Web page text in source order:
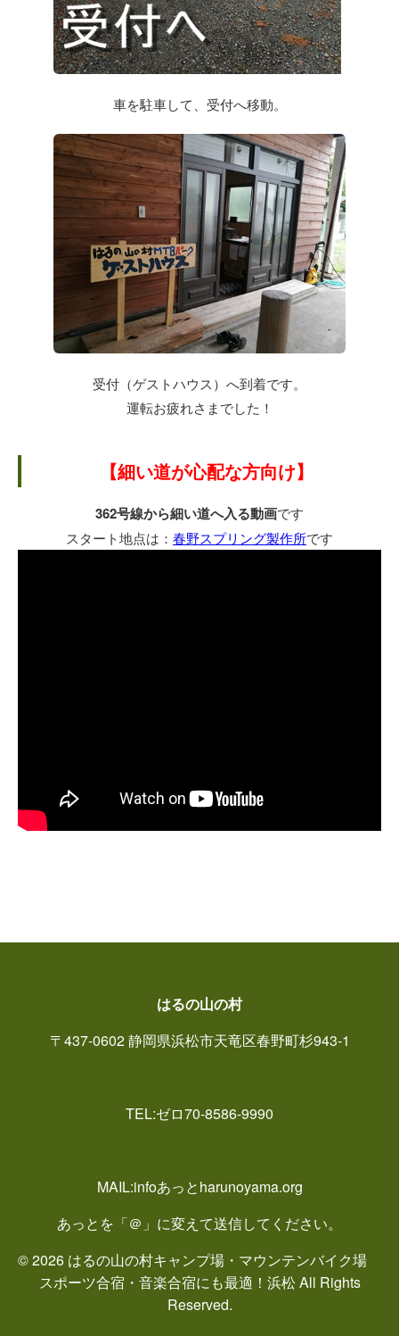
車を駐車して、受付へ移動。
受付（ゲストハウス）へ到着です。
運転お疲れさまでした！
【細い道が心配な方向け】
362号線から細い道へ入る動画です
スタート地点は： 春野スプリング製作所です
はるの山の村
〒437-0602 静岡県浜松市天竜区春野町杉943-1
TEL:ゼロ70-8586-9990
MAIL:infoあっとharunoyama.org
あっとを「＠」に変えて送信してください。
© 2026 はるの山の村キャンプ場・マウンテンバイク場
スポーツ合宿・音楽合宿にも最適！浜松 All Rights
Reserved.